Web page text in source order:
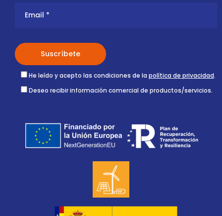
He leído y acepto las condiciones de la política de privacidad.
Deseo recibir información comercial de productos/servicios.